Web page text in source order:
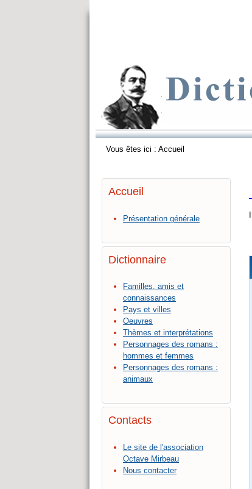
Vous êtes ici : Accueil
Accueil
Présentation générale
Dictionnaire
Familles, amis et
connaissances
Pays et villes
Oeuvres
Thèmes et interprétations
Personnages des romans :
hommes et femmes
Personnages des romans :
animaux
Contacts
Le site de l'association
Octave Mirbeau
Nous contacter